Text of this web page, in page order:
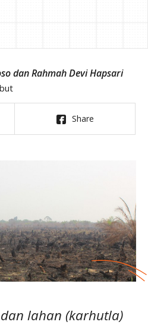
dan Rahmah Devi Hapsari
Share
lahan (karhutla)